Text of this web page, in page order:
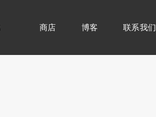
商店 博客 联系我们